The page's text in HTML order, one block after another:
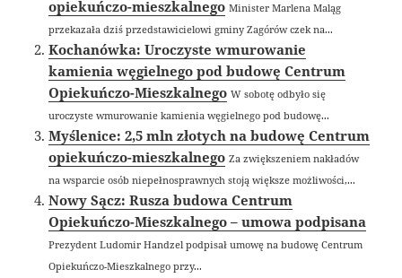
opiekuńczo-mieszkalnego Minister Marlena Maląg
przekazała dziś przedstawicielowi gminy Zagórów czek na...
Kochanówka: Uroczyste wmurowanie
kamienia węgielnego pod budowę Centrum
Opiekuńczo-Mieszkalnego W sobotę odbyło się
uroczyste wmurowanie kamienia węgielnego pod budowę...
Myślenice: 2,5 mln złotych na budowę Centrum
opiekuńczo-mieszkalnego Za zwiększeniem nakładów
na wsparcie osób niepełnosprawnych stoją większe możliwości,...
Nowy Sącz: Rusza budowa Centrum
Opiekuńczo-Mieszkalnego – umowa podpisana
Prezydent Ludomir Handzel podpisał umowę na budowę Centrum
Opiekuńczo-Mieszkalnego przy...